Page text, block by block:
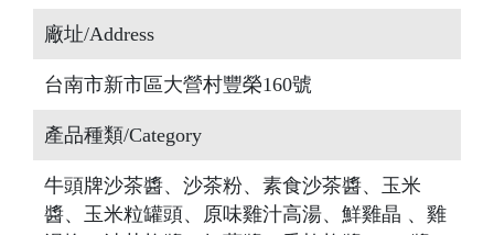
廠址/Address
台南市新市區大營村豐榮160號
產品種類/Category
牛頭牌沙茶醬、沙茶粉、素食沙茶醬、玉米
醬、玉米粒罐頭、原味雞汁高湯、鮮雞晶 、雞